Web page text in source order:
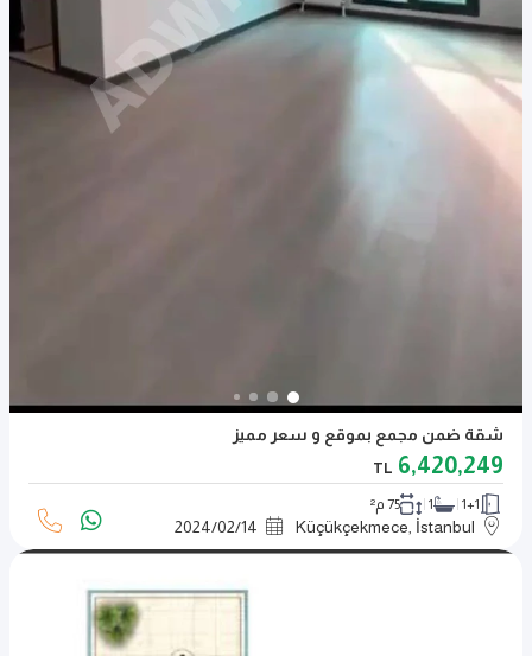
شقة ضمن مجمع بموقع و سعر مميز
6,420,249
TL
1+1
1 75 م²
Küçükçekmece, İstanbul
2024/02/14